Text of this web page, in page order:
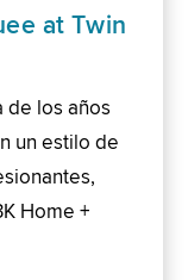
at Twin
de los años
un estilo de
Home +